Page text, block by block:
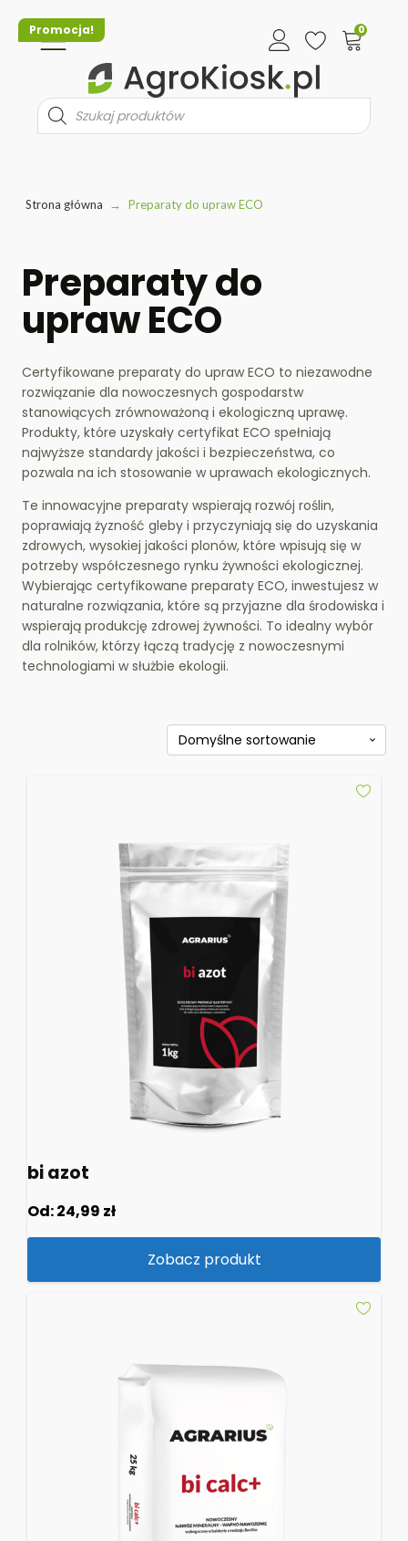
0
Wyszukiwarka
produktów
Strona główna → Preparaty do upraw ECO
Preparaty do
upraw ECO
Certyfikowane preparaty do upraw ECO to niezawodne
rozwiązanie dla nowoczesnych gospodarstw
stanowiących zrównoważoną i ekologiczną uprawę.
Produkty, które uzyskały certyfikat ECO spełniają
najwyższe standardy jakości i bezpieczeństwa, co
pozwala na ich stosowanie w uprawach ekologicznych.
Te innowacyjne preparaty wspierają rozwój roślin,
poprawiają żyzność gleby i przyczyniają się do uzyskania
zdrowych, wysokiej jakości plonów, które wpisują się w
potrzeby współczesnego rynku żywności ekologicznej.
Wybierając certyfikowane preparaty ECO, inwestujesz w
naturalne rozwiązania, które są przyjazne dla środowiska i
wspierają produkcję zdrowej żywności. To idealny wybór
dla rolników, którzy łączą tradycję z nowoczesnymi
technologiami w służbie ekologii.
bi azot
Od:24,99 zł
Zobacz produkt
Promocja!